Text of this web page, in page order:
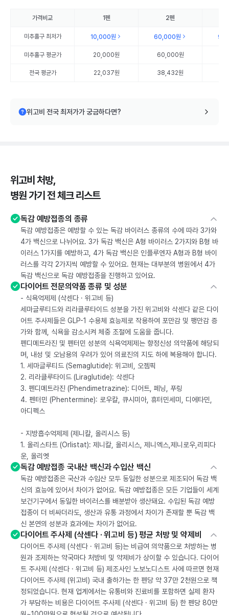
가격비교 1펜 2펜
미추홀구최저가 10,000원 60,000원
미추홀구평균가 20,000원 60,000원
전국 평균가 22,037원 38,432원
위고비 전국 최저가가 궁금하다면?
위고비 처방,
병원 가기 전 체크 리스트
독감 예방접종의 종류
독감 예방접종은 예방할 수 있는 독감 바이러스 종류의 수에 따라 3가와
4가 백신으로 나뉘어요. 3가 독감 백신은 A형 바이러스 2가지와 B형 바
이러스 1가지를 예방하고, 4가 독감 백신은 인플루엔자 A형과 B형 바이
러스를 각각 2가지씩 예방할 수 있어요. 현재는 대부분의 병원에서 4가
독감 백신으로 독감 예방접종을 진행하고 있어요.
다이어트 전문의약품 종류 및 성분
- 식욕억제제 (삭센다 · 위고비 등)
세마글루티드와 리라클루타이드 성분을 가진 위고비와 삭센다 같은 다이
어트 주사제들은 GLP-1 수용체 효능제로 작용하여 포만감 및 팽만감 증
가와 함께, 식욕을 감소시켜 체중 조절에 도움을 줍니다.
펜디메트라진 및 펜터민 성분의 식욕억제제는 향정신성 의약품에 해당되
며, 내성 및 오남용의 우려가 있어 의료진의 지도 하에 복용해야 합니다.
1. 세마글루티드 (Semaglutide): 위고비, 오젬픽
2. 리라클루타이드 (Liraglutide): 삭센다
3. 펜디메트라진 (Phendimetrazine): 디어트, 페닝, 푸링
4. 펜터민 (Phentermine): 로우칼, 큐시미아, 휴터민세미, 디에타민,
아디펙스
- 지방흡수억제제 (제니칼, 올리시스 등)
1. 올리스타트 (Orlistat): 제니칼, 올리시스, 제니엑스,제니로우,리피다
운, 올리엣
독감 예방접종 국내산 백신과 수입산 백신
독감 예방접종은 국산과 수입산 모두 동일한 성분으로 제조되어 독감 백
신의 효능에 있어서 차이가 없어요. 독감 예방접종은 모든 기업들이 세계
보건기구에서 동일한 바이러스를 배분받아 생산돼요. 수입된 독감 예방
접종이 더 비싸더라도, 생산과 유통 과정에서 차이가 존재할 뿐 독감 백
신 본연의 성분과 효과에는 차이가 없어요.
다이어트 주사제 (삭센다 · 위고비 등) 평균 처방 및 약제비
다이어트 주사제 (삭센다 · 위고비 등)는 비급여 의약품으로 처방하는 병
원과 조제하는 약국마다 처방비 및 약제비가 상이할 수 있습니다. 다이어
트 주사제 (삭센다 · 위고비 등) 제조사인 노보노디스트 사에 따르면 현재
다이어트 주사제 (위고비) 국내 출하가는 한 펜당 약 37만 2천원으로 책
정되었습니다. 현재 업계에서는 유통비와 진료비를 포함하면 실제 환자
가 부담하는 비용은 다이어트 주사제 (삭센다 · 위고비 등) 한 펜당 80만